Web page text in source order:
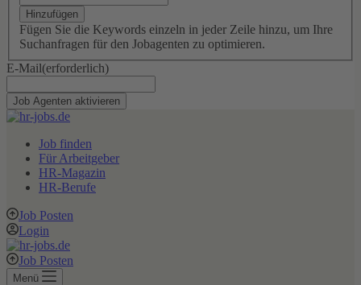
Hinzufügen
Fügen Sie die Keywords einzeln in jeder Zeile hinzu, um Ihre
Suchanfragen für den Jobagenten zu optimieren.
E-Mail(erforderlich)
Job finden
Für Arbeitgeber
HR-Magazin
HR-Berufe
Job Posten
Login
Job Posten
Menü